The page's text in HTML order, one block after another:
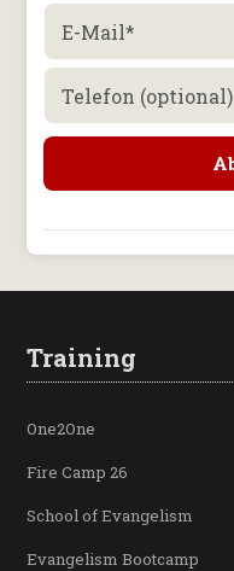
E-Mail*
Telefon (optional)
Training
One2One
Fire Camp 26
School of Evangelism
Evangelism Bootcamp